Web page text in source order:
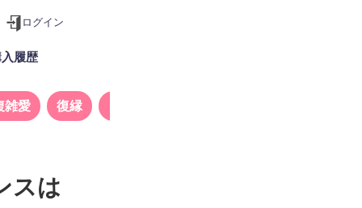
ログイン
入履歴
雑愛 復縁
スは